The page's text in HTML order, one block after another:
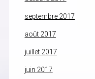
septembre 2017
août 2017
juillet 2017
juin 2017